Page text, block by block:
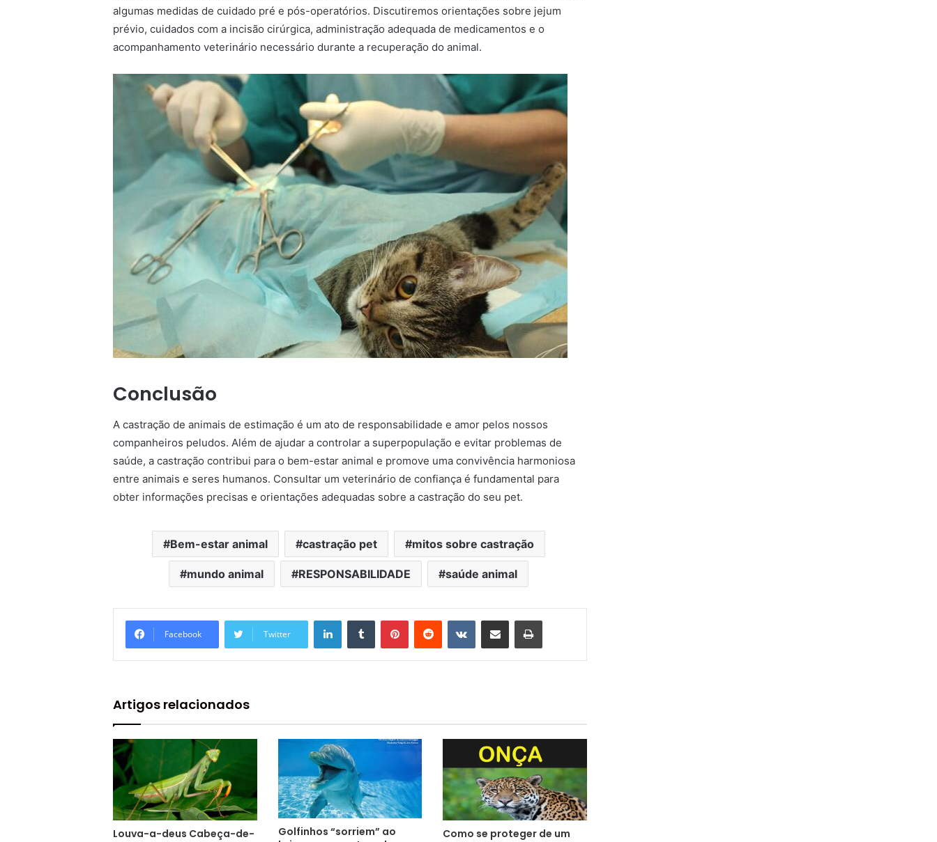
algumas medidas de cuidado pré e pós-operatórios. Discutiremos orientações sobre jejum
prévio, cuidados com a incisão cirúrgica, administração adequada de medicamentos e o
acompanhamento veterinário necessário durante a recuperação do animal.
Conclusão
A castração de animais de estimação é um ato de responsabilidade e amor pelos nossos
companheiros peludos. Além de ajudar a controlar a superpopulação e evitar problemas de
saúde, a castração contribui para o bem-estar animal e promove uma convivência harmoniosa
entre animais e seres humanos. Consultar um veterinário de confiança é fundamental para
obter informações precisas e orientações adequadas sobre a castração do seu pet.
Bem-estar animal castração pet mitos sobre castração
mundo animal RESPONSABILIDADE saúde animal
Facebook Twitter
Artigos relacionados
Louva-a-deus Cabeça-de-
Golfinhos “sorriem” ao
Como se proteger de um